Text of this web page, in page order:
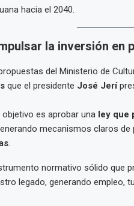
hacia el 2040.
la inversión en
del Ministerio de
que el presidente José Jerí
objetivo es aprobar una ley que
mecanismos claros de
.
normativo sólido que
legado, generando empleo,